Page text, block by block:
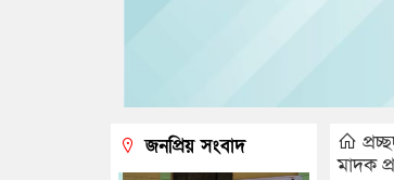
মাদক
জনপ্রিয় সংবাদ